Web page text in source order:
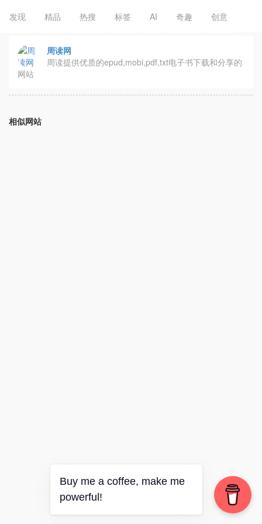
发现 精品 热搜 标签 AI 奇趣 创意
周读网
周读提供优质的epud,mobi,pdf,txt电子书下载和分享的
网站
相似网站
Buy me a coffee, make me
powerful!